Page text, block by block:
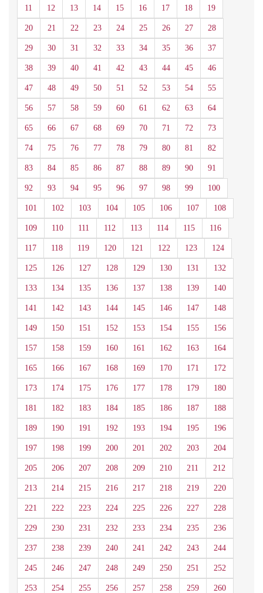
11 12 13 14 15 16 17 18 19
20 21 22 23 24 25 26 27 28
29 30 31 32 33 34 35 36 37
38 39 40 41 42 43 44 45 46
47 48 49 50 51 52 53 54 55
56 57 58 59 60 61 62 63 64
65 66 67 68 69 70 71 72 73
74 75 76 77 78 79 80 81 82
83 84 85 86 87 88 89 90 91
92 93 94 95 96 97 98 99 100
101 102 103 104 105 106 107 108
109 110 111 112 113 114 115 116
117 118 119 120 121 122 123 124
125 126 127 128 129 130 131 132
133 134 135 136 137 138 139 140
141 142 143 144 145 146 147 148
149 150 151 152 153 154 155 156
157 158 159 160 161 162 163 164
165 166 167 168 169 170 171 172
173 174 175 176 177 178 179 180
181 182 183 184 185 186 187 188
189 190 191 192 193 194 195 196
197 198 199 200 201 202 203 204
205 206 207 208 209 210 211 212
213 214 215 216 217 218 219 220
221 222 223 224 225 226 227 228
229 230 231 232 233 234 235 236
237 238 239 240 241 242 243 244
245 246 247 248 249 250 251 252
253 254 255 256 257 258 259 260